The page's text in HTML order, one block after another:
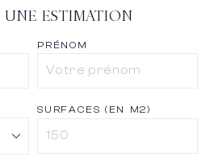
ESTIMATION
PRÉNOM
SURFACES (EN M2)